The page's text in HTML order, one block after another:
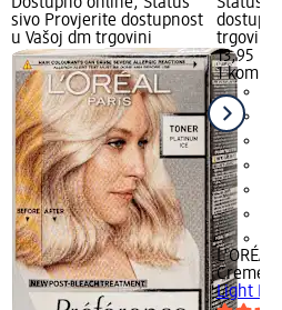
sivo Provjerite dostupnost
u Vašoj dm trgovini
trgovini
13,95 KM
1 kom.
L'ORÉAL
Creme
Light